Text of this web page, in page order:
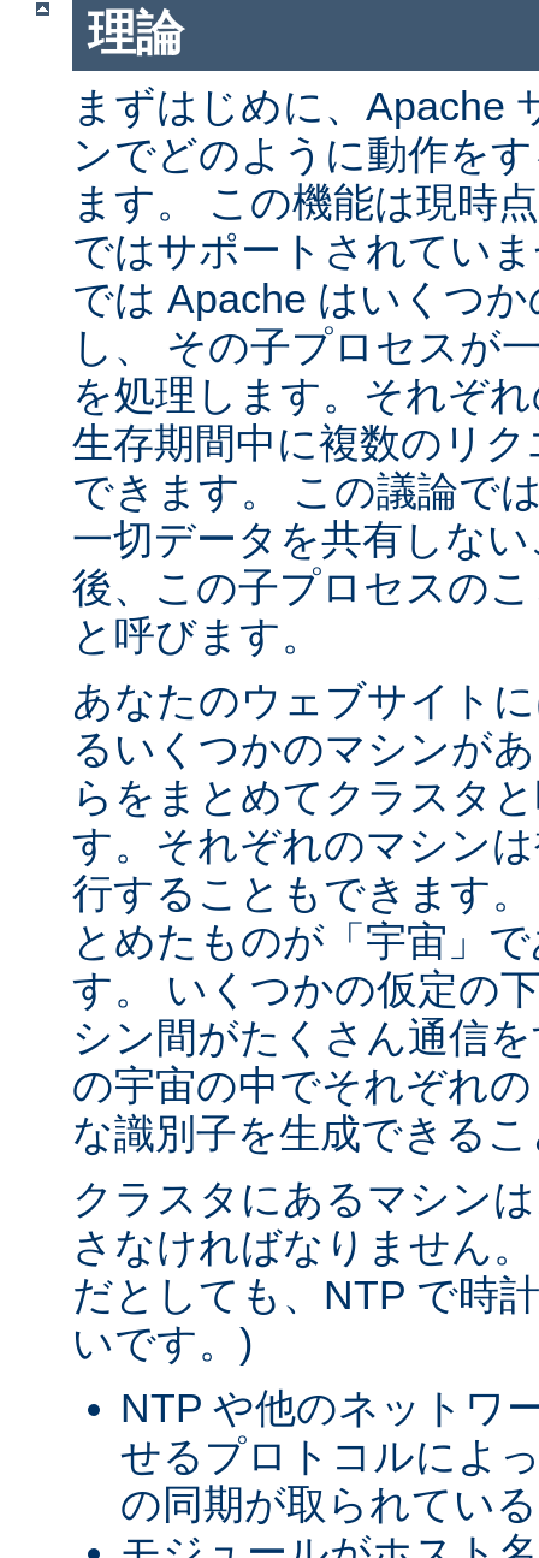
理論
まずはじめに、Apache
ンでどのように動作を
ます。 この機能は現時
ではサポートされてい
では Apache はいくつ
し、 その子プロセスが
を処理します。それぞ
生存期間中に複数のリ
できます。 この議論で
一切データを共有しな
後、この子プロセスの
と呼びます。
あなたのウェブサイト
るいくつかのマシンが
らをまとめてクラスタ
す。それぞれのマシン
行することもできます
とめたものが「宇宙」
す。 いくつかの仮定の
シン間がたくさん通信
の宇宙の中でそれぞれ
な識別子を生成できる
クラスタにあるマシン
さなければなりません
だとしても、NTP で時
いです。)
NTP や他のネットワ
せるプロトコルによ
の同期が取られてい